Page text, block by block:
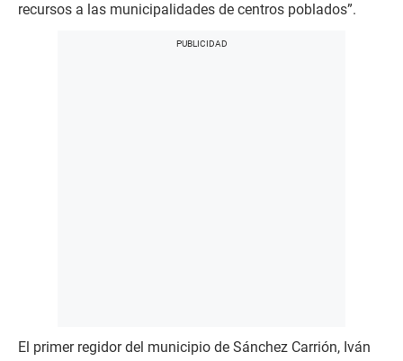
recursos a las municipalidades de centros poblados”.
El primer regidor del municipio de Sánchez Carrión, Iván